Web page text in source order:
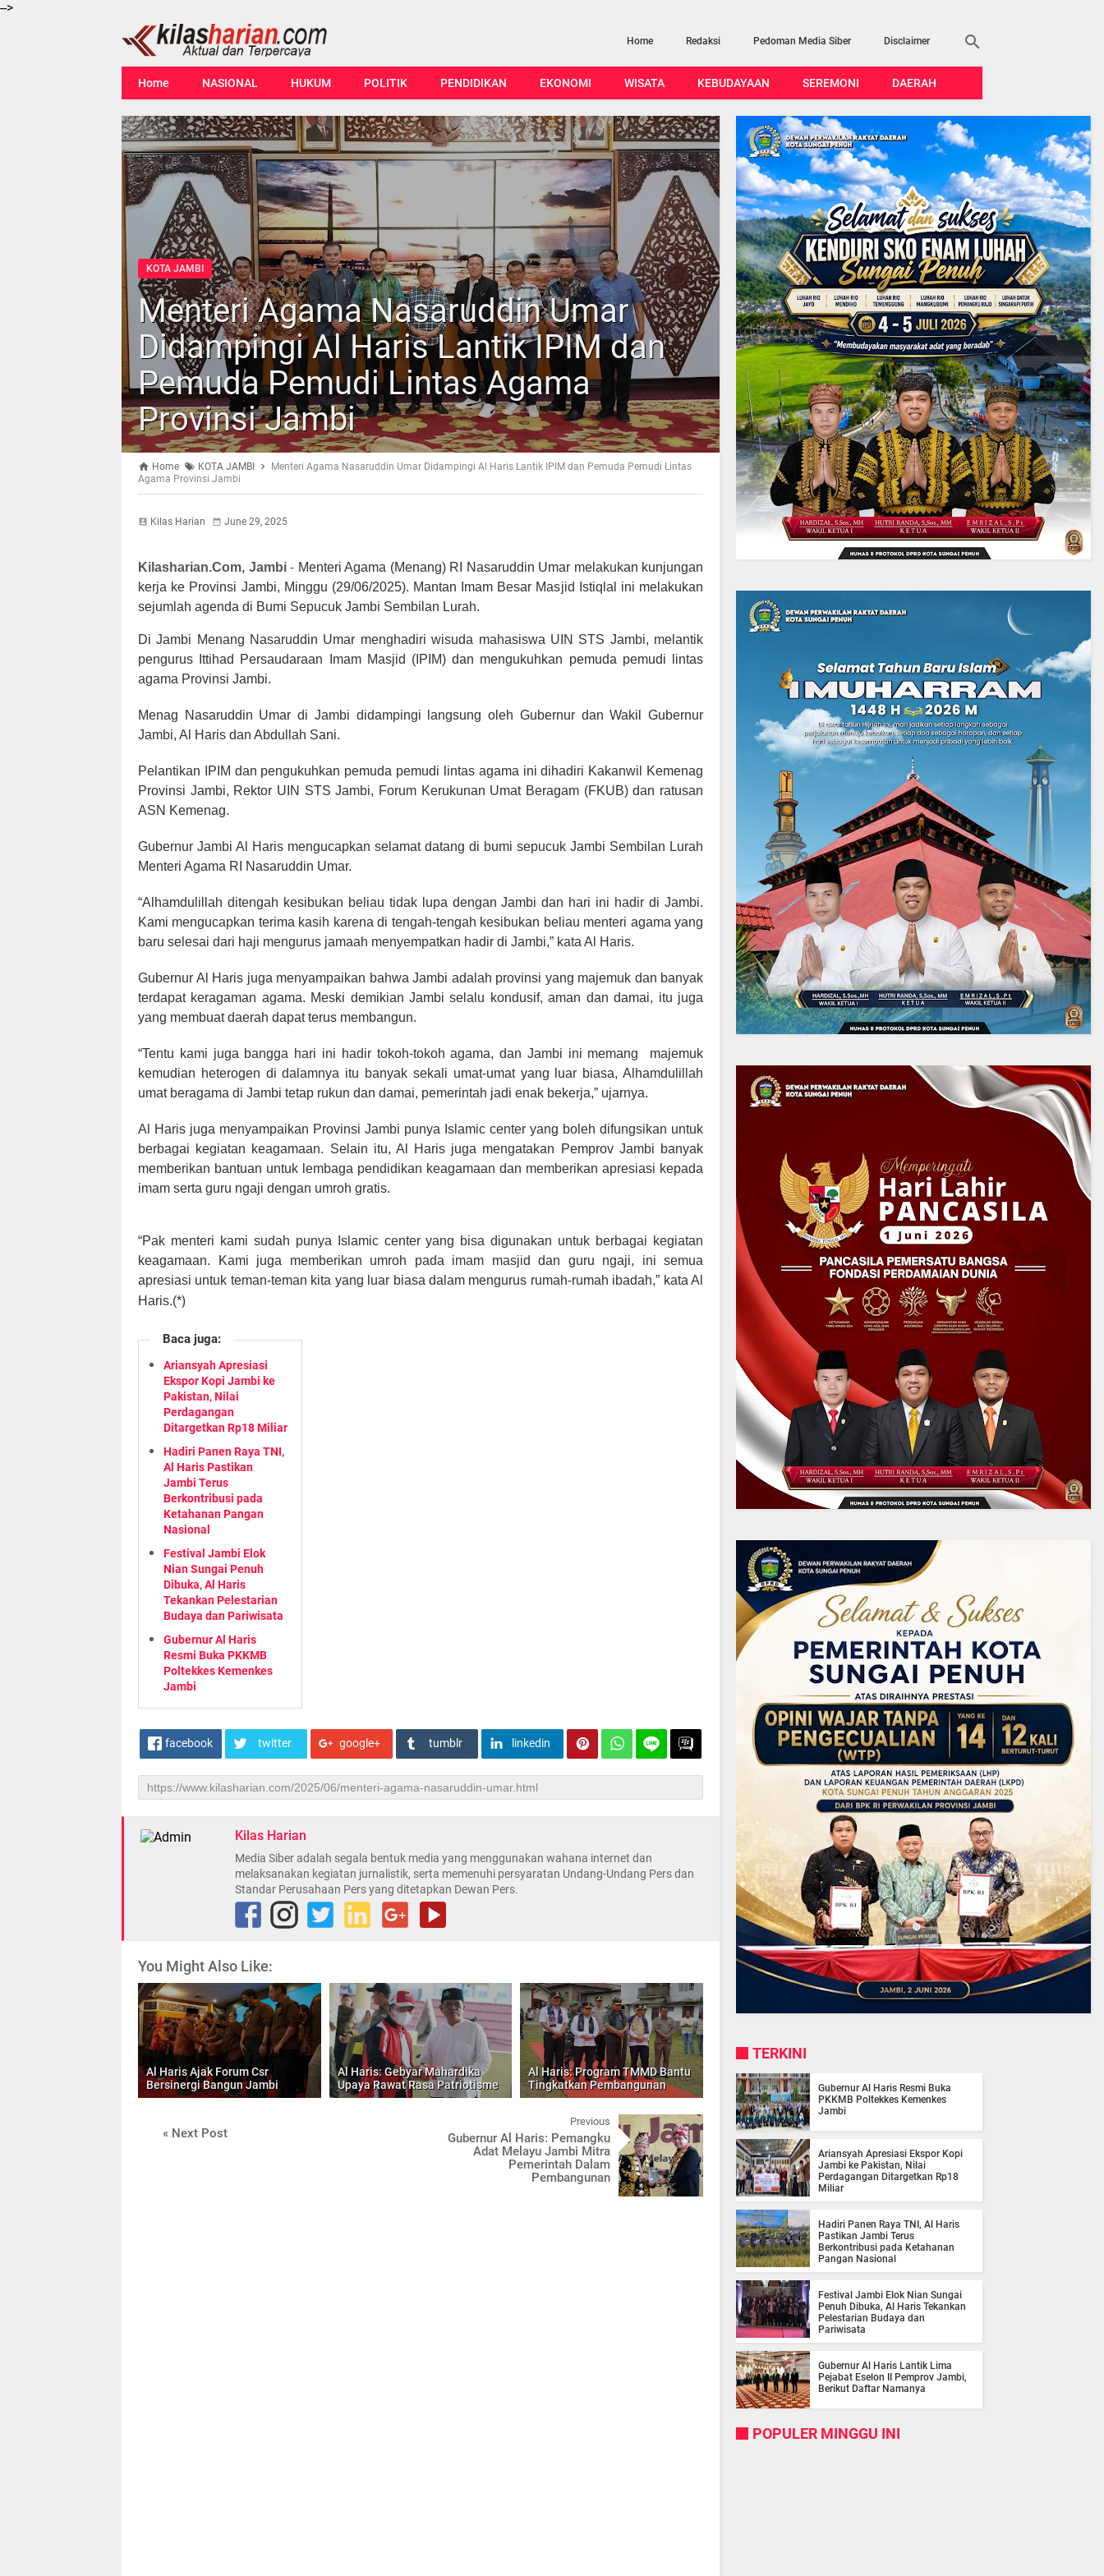
-->
Home Redaksi Pedoman Media Siber Disclaimer
Home NASIONAL HUKUM POLITIK PENDIDIKAN EKONOMI WISATA KEBUDAYAAN SEREMONI DAERAH
KOTA JAMBI
Menteri Agama Nasaruddin Umar
Didampingi Al Haris Lantik IPIM dan
Pemuda Pemudi Lintas Agama
Provinsi Jambi
Home KOTA JAMBI
Menteri Agama Nasaruddin Umar Didampingi Al Haris Lantik IPIM dan Pemuda Pemudi Lintas
Agama Provinsi Jambi
Kilas Harian June 29, 2025
Kilasharian.Com, Jambi- Menteri Agama (Menang) RI Nasaruddin Umar melakukan kunjungan
kerja ke Provinsi Jambi, Minggu (29/06/2025). Mantan Imam Besar Masjid Istiqlal ini melakukan
sejumlah agenda di Bumi Sepucuk Jambi Sembilan Lurah.
Di Jambi Menang Nasaruddin Umar menghadiri wisuda mahasiswa UIN STS Jambi, melantik
pengurus Ittihad Persaudaraan Imam Masjid (IPIM) dan mengukuhkan pemuda pemudi lintas
agama Provinsi Jambi.
Menag Nasaruddin Umar di Jambi didampingi langsung oleh Gubernur dan Wakil Gubernur
Jambi, Al Haris dan Abdullah Sani.
Pelantikan IPIM dan pengukuhkan pemuda pemudi lintas agama ini dihadiri Kakanwil Kemenag
Provinsi Jambi, Rektor UIN STS Jambi, Forum Kerukunan Umat Beragam (FKUB) dan ratusan
ASN Kemenag.
Gubernur Jambi Al Haris mengucapkan selamat datang di bumi sepucuk Jambi Sembilan Lurah
Menteri Agama RI Nasaruddin Umar.
“Alhamdulillah ditengah kesibukan beliau tidak lupa dengan Jambi dan hari ini hadir di Jambi.
Kami mengucapkan terima kasih karena di tengah-tengah kesibukan beliau menteri agama yang
baru selesai dari haji mengurus jamaah menyempatkan hadir di Jambi,” kata Al Haris.
Gubernur Al Haris juga menyampaikan bahwa Jambi adalah provinsi yang majemuk dan banyak
terdapat keragaman agama. Meski demikian Jambi selalu kondusif, aman dan damai, itu juga
yang membuat daerah dapat terus membangun.
“Tentu kami juga bangga hari ini hadir tokoh-tokoh agama, dan Jambi ini memang majemuk
kemudian heterogen di dalamnya itu banyak sekali umat-umat yang luar biasa, Alhamdulillah
umat beragama di Jambi tetap rukun dan damai, pemerintah jadi enak bekerja,” ujarnya.
Al Haris juga menyampaikan Provinsi Jambi punya Islamic center yang boleh difungsikan untuk
berbagai kegiatan keagamaan. Selain itu, Al Haris juga mengatakan Pemprov Jambi banyak
memberikan bantuan untuk lembaga pendidikan keagamaan dan memberikan apresiasi kepada
imam serta guru ngaji dengan umroh gratis.
“Pak menteri kami sudah punya Islamic center yang bisa digunakan untuk berbagai kegiatan
keagamaan. Kami juga memberikan umroh pada imam masjid dan guru ngaji, ini semua
apresiasi untuk teman-teman kita yang luar biasa dalam mengurus rumah-rumah ibadah,” kata Al
Haris.(*)
Baca juga:
Ariansyah Apresiasi
Ekspor Kopi Jambi ke
Pakistan, Nilai
Perdagangan
Ditargetkan Rp18 Miliar
Hadiri Panen Raya TNI,
Al Haris Pastikan
Jambi Terus
Berkontribusi pada
Ketahanan Pangan
Nasional
Festival Jambi Elok
Nian Sungai Penuh
Dibuka, Al Haris
Tekankan Pelestarian
Budaya dan Pariwisata
Gubernur Al Haris
Resmi Buka PKKMB
Poltekkes Kemenkes
Jambi
facebook twitter google+ tumblr linkedin
Kilas Harian
Media Siber adalah segala bentuk media yang menggunakan wahana internet dan
melaksanakan kegiatan jurnalistik, serta memenuhi persyaratan Undang-Undang Pers dan
Standar Perusahaan Pers yang ditetapkan Dewan Pers.
You Might Also Like:
Al Haris Ajak Forum Csr
Bersinergi Bangun Jambi
Al Haris: Gebyar Mahardika
Upaya Rawat Rasa Patriotisme
Al Haris: Program TMMD Bantu
Tingkatkan Pembangunan
« Next Post
Previous
Gubernur Al Haris: Pemangku
Adat Melayu Jambi Mitra
Pemerintah Dalam
Pembangunan
TERKINI
Gubernur Al Haris Resmi Buka
PKKMB Poltekkes Kemenkes
Jambi
Ariansyah Apresiasi Ekspor Kopi
Jambi ke Pakistan, Nilai
Perdagangan Ditargetkan Rp18
Miliar
Hadiri Panen Raya TNI, Al Haris
Pastikan Jambi Terus
Berkontribusi pada Ketahanan
Pangan Nasional
Festival Jambi Elok Nian Sungai
Penuh Dibuka, Al Haris Tekankan
Pelestarian Budaya dan
Pariwisata
Gubernur Al Haris Lantik Lima
Pejabat Eselon II Pemprov Jambi,
Berikut Daftar Namanya
POPULER MINGGU INI